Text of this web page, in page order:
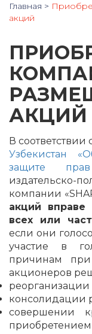
Главная >
акций
АКЦИЙ
В соответствии
Узбекистан
защите
издательско-
компании
акций вправе
всех или
если они
участие в
причинам
акционеров
реорганизации
консолидации
совершении